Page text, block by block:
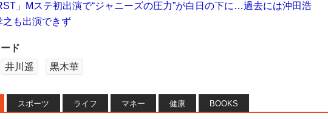
」Mステ初出演で“ジャニーズの圧力”が白日の下に…過去には沖田浩
之も出演できず
ド
井川遥 黒木華
スポーツ ライフ マネー 健康 BOOKS